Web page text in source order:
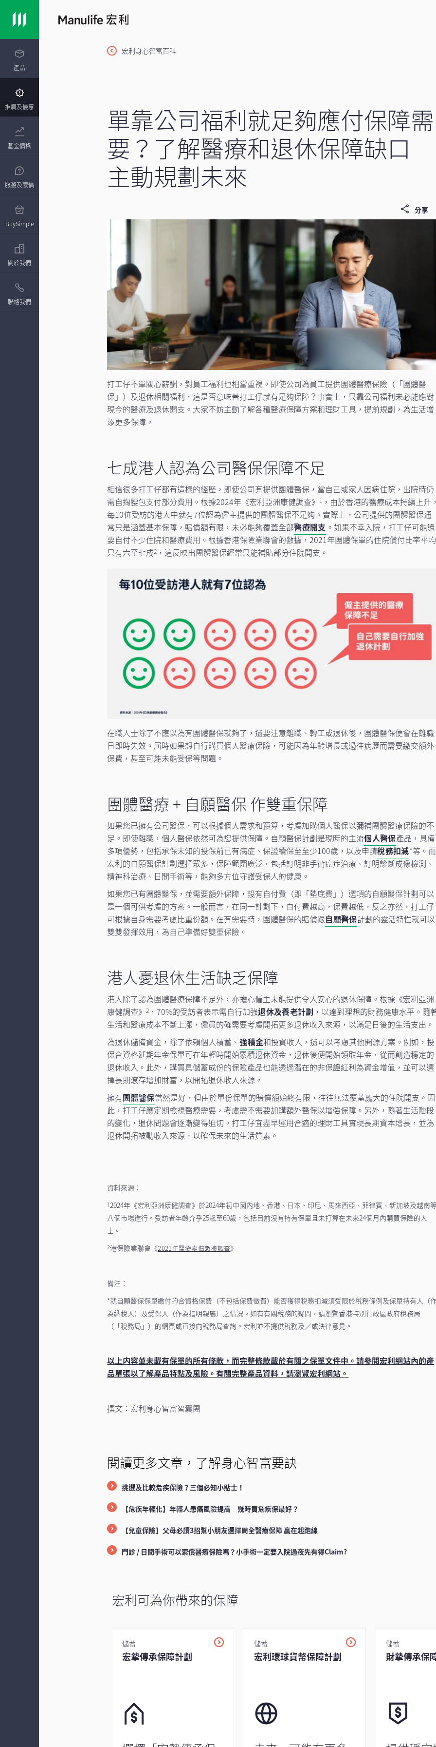
產品
推廣及優惠
基金價格
服務及索償
BuySimple
關於我們
聯絡我們
宏利身心智富百科
單靠公司福利就足夠應付保障需
要？了解醫療和退休保障缺口
主動規劃未來
分享
打工仔不單關心薪酬，對員工福利也相當重視。即使公司為員工提供團體醫療保險（「團體醫
保」）及退休相關福利，這是否意味著打工仔就有足夠保障？事實上，只靠公司福利未必能應對
現今的醫療及退休開支。大家不妨主動了解各種醫療保障方案和理財工具，提前規劃，為生活增
添更多保障。
七成港人認為公司醫保保障不足
相信很多打工仔都有這樣的經歷，即使公司有提供團體醫保，當自己或家人因病住院，出院時仍
需自掏腰包支付部分費用。根據2024年《宏利亞洲康健調查》 1 ，由於香港的醫療成本持續上升
每10位受訪的港人中就有7位認為僱主提供的團體醫保不足夠。實際上，公司提供的團體醫保通
常只是涵蓋基本保障，賠償額有限，未必能夠覆蓋全部醫療開支 。如果不幸入院，打工仔可能還
要自付不少住院和醫療費用。根據香港保險業聯會的數據，2021年團體保單的住院償付比率平均
只有六至七成2 ，這反映出團體醫保經常只能補貼部分住院開支。
在職人士除了不應以為有團體醫保就夠了，還要注意離職、轉工或退休後，團體醫保便會在離職
日即時失效。屆時如果想自行購買個人醫療保險，可能因為年齡增長或過往病歷而需要繳交額外
保費，甚至可能未能受保等問題。
團體醫療 + 自願醫保 作雙重保障
如果您已擁有公司醫保，可以根據個人需求和預算，考慮加購個人醫保以彌補團體醫療保險的不
足。即使離職，個人醫保依然可為您提供保障。自願醫保計劃是現時的主流個人醫保產品，具備
多項優勢，包括承保未知的投保前已有病症、保證續保至至少100歲，以及申請稅務扣減*等。而
宏利的自願醫保計劃選擇眾多，保障範圍廣泛，包括訂明非手術癌症治療、訂明診斷成像檢測、
精神科治療、日間手術等，能夠多方位守護受保人的健康。
如果您已有團體醫保，並需要額外保障，設有自付費（即「墊底費」）選項的自願醫保計劃可以
是一個可供考慮的方案。一般而言，在同一計劃下，自付費越高，保費越低，反之亦然，打工仔
可根據自身需要考慮比重份額。在有需要時，團體醫保的賠償跟自願醫保計劃的靈活特性就可以
雙雙發揮效用，為自己準備好雙重保險。
港人憂退休生活缺乏保障
港人除了認為團體醫療保障不足外，亦擔心僱主未能提供令人安心的退休保障。根據《宏利亞洲
康健調查》2 ，70%的受訪者表示需自行加強退休及養老計劃 ，以達到理想的財務健康水平。隨
生活和醫療成本不斷上漲，僱員的確需要考慮開拓更多退休收入來源，以滿足日後的生活支出。
為退休儲備資金，除了依賴個人積蓄、強積金和投資收入，還可以考慮其他開源方案。例如，投
保合資格延期年金保單可在年輕時開始累積退休資金，退休後便開始領取年金，從而創造穩定的
退休收入。此外，購買具儲蓄成份的保險產品也能透過潛在的非保證紅利為資金增值，並可以選
擇長期滾存增加財富，以開拓退休收入來源。
擁有團體醫保當然是好，但由於單份保單的賠償額始終有限，往往無法覆蓋龐大的住院開支。因
此，打工仔應定期檢視醫療需要，考慮需不需要加購額外醫保以增強保障。另外，隨著生活階段
的變化，退休問題會逐漸變得迫切。打工仔宜盡早運用合適的理財工具實現長期資本增長，並為
退休開拓被動收入來源，以確保未來的生活質素。
資料來源：
12024年《宏利亞洲康健調查》於2024年初中國內地、香港、日本、印尼、馬來西亞、菲律賓、新加坡及越南
八個市場進行。受訪者年齡介乎25歲至60歲，包括目前沒有持有保單且未打算在未來24個月內購買保險的人
士。
2港保險業聯會《2021年醫療索償數據調查》
備注：
*就自願醫保保單繳付的合資格保費（不包括保費徵費）能否獲得稅務扣減須受限於稅務條例及保單持有人（
為納稅人）及受保人（作為指明親屬）之情況。如有有關稅務的疑問，請瀏覽香港特別行政區政府稅務局
（「稅務局」）的網頁或直接向稅務局查詢。宏利並不提供稅務及／或法律意見。
以上内容並未載有保單的所有條款，而完整條款載於有關之保單文件中。請參閱宏利網站內的產
品單張以了解產品特點及風險。有關完整產品資料，請瀏覽宏利網站。
撰文：宏利身心智富智囊團
閱讀更多文章，了解身心智富要訣
挑選及比較危疾保險？三個必知小貼士！
【危疾年輕化】年輕人患癌風險提高 幾時買危疾保最好？
【兒童保險】父母必讀3招幫小朋友選擇周全醫療保障 贏在起跑線
門診 / 日間手術可以索償醫療保險嗎？小手術一定要入院過夜先有得Claim?
宏利可為你帶來的保障
儲蓄
宏摯傳承保障計劃
儲蓄
宏利環球貨幣保障計劃
儲蓄
財摯傳承保